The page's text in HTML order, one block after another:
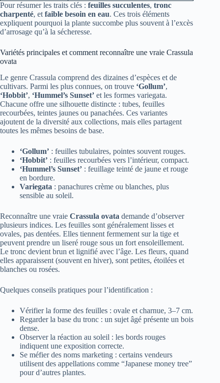
Pour résumer les traits clés : feuilles succulentes, tronc
charpenté, et faible besoin en eau. Ces trois éléments
expliquent pourquoi la plante succombe plus souvent à l’excès
d’arrosage qu’à la sécheresse.
Variétés principales et comment reconnaître une vraie Crassula
ovata
Le genre Crassula comprend des dizaines d’espèces et de
cultivars. Parmi les plus connues, on trouve ‘Gollum’,
‘Hobbit’, ‘Hummel’s Sunset’ et les formes variegata.
Chacune offre une silhouette distincte : tubes, feuilles
recourbées, teintes jaunes ou panachées. Ces variantes
ajoutent de la diversité aux collections, mais elles partagent
toutes les mêmes besoins de base.
‘Gollum’ : feuilles tubulaires, pointes souvent rouges.
‘Hobbit’ : feuilles recourbées vers l’intérieur, compact.
‘Hummel’s Sunset’ : feuillage teinté de jaune et rouge
en bordure.
Variegata : panachures crème ou blanches, plus
sensible au soleil.
Reconnaître une vraie Crassula ovata demande d’observer
plusieurs indices. Les feuilles sont généralement lisses et
ovales, pas dentées. Elles tiennent fermement sur la tige et
peuvent prendre un liseré rouge sous un fort ensoleillement.
Le tronc devient brun et lignifié avec l’âge. Les fleurs, quand
elles apparaissent (souvent en hiver), sont petites, étoilées et
blanches ou rosées.
Quelques conseils pratiques pour l’identification :
Vérifier la forme des feuilles : ovale et charnue, 3–7 cm.
Regarder la base du tronc : un sujet âgé présente un bois
dense.
Observer la réaction au soleil : les bords rouges
indiquent une exposition correcte.
Se méfier des noms marketing : certains vendeurs
utilisent des appellations comme “Japanese money tree”
pour d’autres plantes.